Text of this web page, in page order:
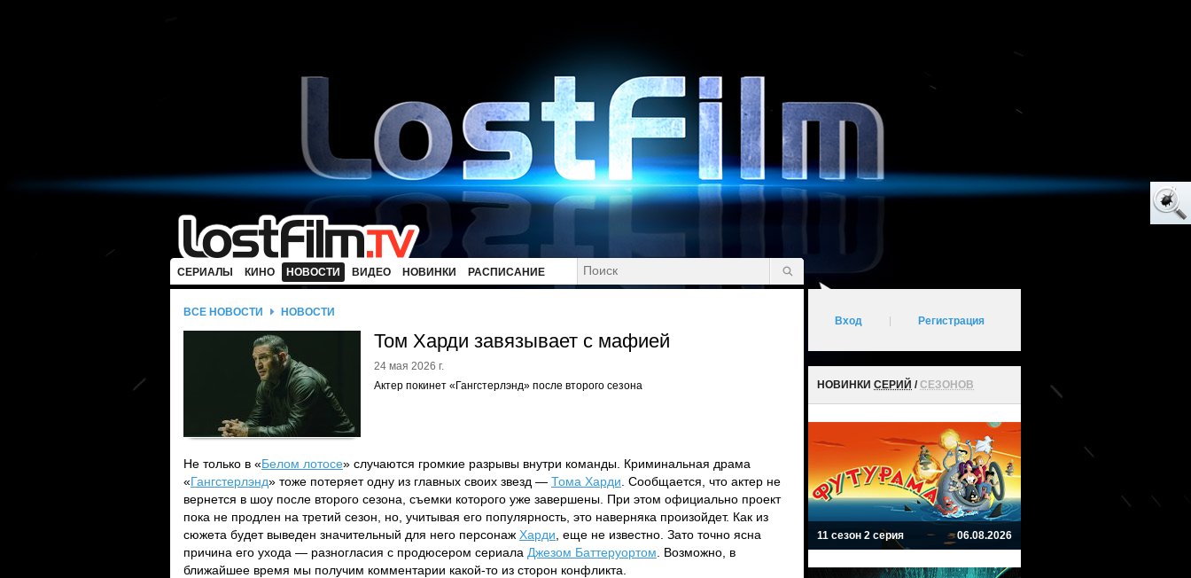
СЕРИАЛЫ КИНО НОВОСТИ ВИДЕО НОВИНКИ РАСПИСАНИЕ
ВСЕ НОВОСТИ НОВОСТИ
Том Харди завязывает с мафией
24 мая 2026 г.
Актер покинет «Гангстерлэнд» после второго сезона
Не только в «Белом лотосе» случаются громкие разрывы внутри команды. Криминальная драма
«Гангстерлэнд» тоже потеряет одну из главных своих звезд — Тома Харди . Сообщается, что актер не
вернется в шоу после второго сезона, съемки которого уже завершены. При этом официально проект
пока не продлен на третий сезон, но, учитывая его популярность, это наверняка произойдет. Как из
сюжета будет выведен значительный для него персонаж Харди , еще не известно. Зато точно ясна
причина его ухода — разногласия с продюсером сериала Джезом Баттеруортом . Возможно, в
ближайшее время мы получим комментарии какой-то из сторон конфликта.
Вход Регистрация
НОВИНКИ СЕРИЙ /СЕЗОНОВ
11 сезон 2 серия 06.08.2026